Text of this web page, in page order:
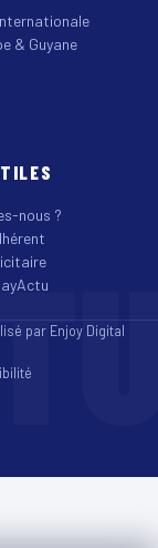
& Guyane
nous ?
par Enjoy Digital